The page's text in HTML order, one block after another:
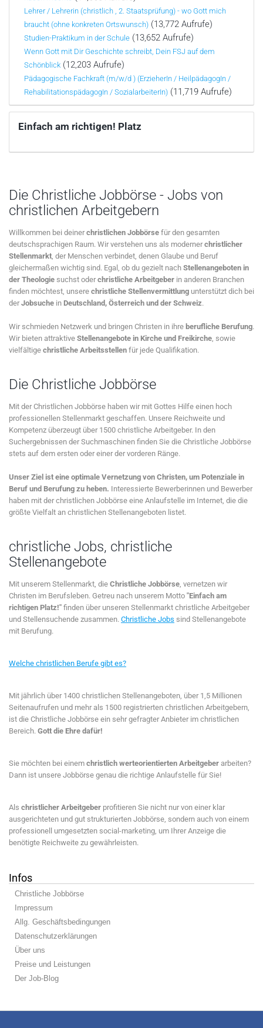
Lehrer / Lehrerin (christlich , 2. Staatsprüfung) - wo Gott mich
braucht (ohne konkreten Ortswunsch) (13,772 Aufrufe)
Studien-Praktikum in der Schule (13,652 Aufrufe)
Wenn Gott mit Dir Geschichte schreibt, Dein FSJ auf dem
Schönblick (12,203 Aufrufe)
Pädagogische Fachkraft (m/w/d ) (ErzieherIn / HeilpädagogIn /
RehabilitationspädagogIn / SozialarbeiterIn) (11,719 Aufrufe)
Einfach am richtigen! Platz
Die Christliche Jobbörse - Jobs von
christlichen Arbeitgebern
Willkommen bei deinerchristlichen Jobbörse für den gesamten
deutschsprachigen Raum. Wir verstehen uns als modernerchristlicher
Stellenmarkt , der Menschen verbindet, denen Glaube und Beruf
gleichermaßen wichtig sind. Egal, ob du gezielt nach Stellenangeboten in
der Theologie suchst oderchristliche Arbeitgeber in anderen Branchen
finden möchtest, unsere christliche Stellenvermittlung unterstützt dich bei
derJobsuche in Deutschland, Österreich und der Schweiz.
Wir schmieden Netzwerk und bringen Christen in ihre berufliche Berufung.
Wir bieten attraktive Stellenangebote in Kirche und Freikirche , sowie
vielfältige christliche Arbeitsstellen für jede Qualifikation.
Die Christliche Jobbörse
Mit der Christlichen Jobbörse haben wir mit Gottes Hilfe einen hoch
professionellen Stellenmarkt geschaffen. Unsere Reichweite und
Kompetenz überzeugt über 1500 christliche Arbeitgeber. In den
Suchergebnissen der Suchmaschinen finden Sie die Christliche Jobbörse
stets auf dem ersten oder einer der vorderen Ränge.
Unser Ziel ist eine optimale Vernetzung von Christen, um Potenziale in
Beruf und Berufung zu heben. Interessierte Bewerberinnen und Bewerber
haben mit der christlichen Jobbörse eine Anlaufstelle im Internet, die die
größte Vielfalt an christlichen Stellenangeboten listet.
christliche Jobs, christliche
Stellenangebote
Mit unserem Stellenmarkt, die Christliche Jobbörse, vernetzen wir
Christen im Berufsleben. Getreu nach unserem Motto "Einfach am
richtigen Platz!" finden über unseren Stellenmarkt christliche Arbeitgeber
und Stellensuchende zusammen. Christliche Jobs sind Stellenangebote
mit Berufung.
Welche christlichen Berufe gibt es?
Mit jährlich über 1400 christlichen Stellenangeboten, über 1,5 Millionen
Seitenaufrufen und mehr als 1500 registrierten christlichen Arbeitgebern,
ist die Christliche Jobbörse ein sehr gefragter Anbieter im christlichen
Bereich. Gott die Ehre dafür!
Sie möchten bei einem christlich werteorientierten Arbeitgeber arbeiten?
Dann ist unsere Jobbörse genau die richtige Anlaufstelle für Sie!
Als christlicher Arbeitgeber profitieren Sie nicht nur von einer klar
ausgerichteten und gut strukturierten Jobbörse, sondern auch von einem
professionell umgesetzten social-marketing, um Ihrer Anzeige die
benötigte Reichweite zu gewährleisten.
Infos
Christliche Jobbörse
Impressum
Allg. Geschäftsbedingungen
Datenschutzerklärungen
Über uns
Preise und Leistungen
Der Job-Blog